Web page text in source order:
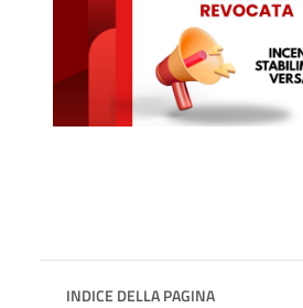
INDICE DELLA PAGINA